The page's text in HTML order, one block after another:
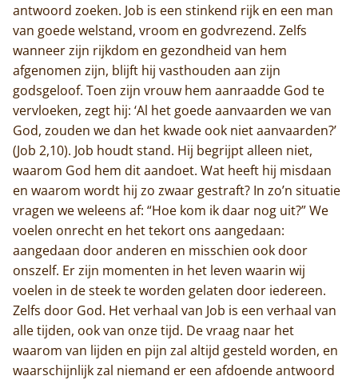
antwoord zoeken. Job is een stinkend rijk en een man
van goede welstand, vroom en godvrezend. Zelfs
wanneer zijn rijkdom en gezondheid van hem
afgenomen zijn, blijft hij vasthouden aan zijn
godsgeloof. Toen zijn vrouw hem aanraadde God te
vervloeken, zegt hij: ‘Al het goede aanvaarden we van
God, zouden we dan het kwade ook niet aanvaarden?’
(Job 2,10). Job houdt stand. Hij begrijpt alleen niet,
waarom God hem dit aandoet. Wat heeft hij misdaan
en waarom wordt hij zo zwaar gestraft? In zo’n situatie
vragen we weleens af: “Hoe kom ik daar nog uit?” We
voelen onrecht en het tekort ons aangedaan:
aangedaan door anderen en misschien ook door
onszelf. Er zijn momenten in het leven waarin wij
voelen in de steek te worden gelaten door iedereen.
Zelfs door God. Het verhaal van Job is een verhaal van
alle tijden, ook van onze tijd. De vraag naar het
waarom van lijden en pijn zal altijd gesteld worden, en
waarschijnlijk zal niemand er een afdoende antwoord